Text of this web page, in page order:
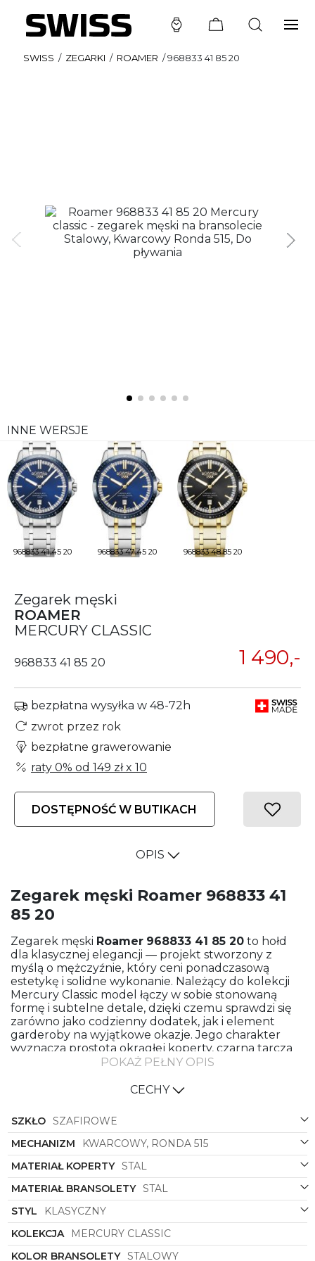
SWISS / ZEGARKI / ROAMER /968833 41 85 20
INNE WERSJE
968833 41 45 20 968833 47 45 20 968833 48 85 20
Zegarek męski
ROAMER
MERCURY CLASSIC
968833 41 85 20 1 490,-
bezpłatna wysyłka w 48-72h
zwrot przez rok
bezpłatne grawerowanie
raty 0% od 149 złx 10
DOSTĘPNOŚĆ W BUTIKACH
OPIS
Zegarek męski Roamer 968833 41
85 20
Zegarek męski Roamer 968833 41 85 20 to hołd
dla klasycznej elegancji — projekt stworzony z
myślą o mężczyźnie, który ceni ponadczasową
estetykę i solidne wykonanie. Należący do kolekcji
Mercury Classic model łączy w sobie stonowaną
formę i subtelne detale, dzięki czemu sprawdzi się
zarówno jako codzienny dodatek, jak i element
garderoby na wyjątkowe okazje. Jego charakter
wyznacza prostota okrągłej koperty, czarna tarcza
oraz stalowa bransoleta, które razem tworzą
Koperta wykonana ze stali prezentuje kontrastowy
stalowymi akcentami, co nadaje kompozycji głębi i
nowoczesnego sznytu, nie tracąc przy tym
klasycznej linii. Okrągły kształt koperty to
uniwersalny wybór — ergonomiczny, ponadczasowy
i doskonale współgrający z naturalnymi proporcjami
nadgarstka. Czarna tarcza pełni tu rolę
neutralnego, ale wyrazistego tła, które podkreśla
czytelność indeksów i wskazówek oraz dodaje
zegarkowi zdecydowanego charakteru.
Stalowa bransoleta w kolorze stalowym to symbol
POKAŻ PEŁNY OPIS
CECHY
SZKŁO SZAFIROWE
MECHANIZM
KWARCOWY, RONDA 515
MATERIAŁ KOPERTY STAL
MATERIAŁ BRANSOLETY STAL
STYL
KLASYCZNY
KOLEKCJA
MERCURY CLASSIC
KOLOR BRANSOLETY STALOWY